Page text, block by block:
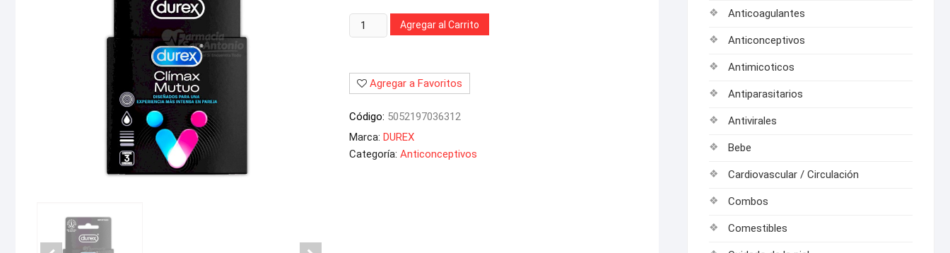
Cantidad: Agregar al Carrito
Agregar a Favoritos
Código: 5052197036312
Marca: DUREX
Categoría: Anticonceptivos
Anticoagulantes
Anticonceptivos
Antimicoticos
Antiparasitarios
Antivirales
Bebe
Cardiovascular / Circulación
Combos
Comestibles